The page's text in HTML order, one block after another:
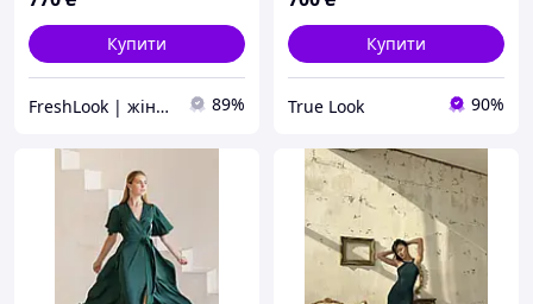
Купити
FreshLook | жіночий одяг 89%
Купити
True Look 90%